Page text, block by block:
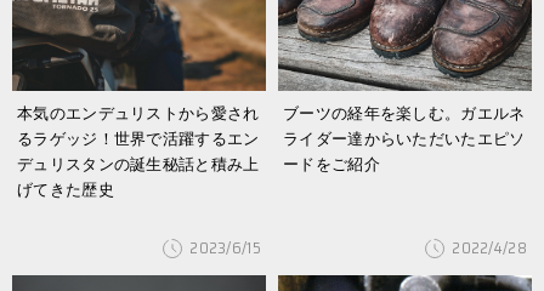
本気のエンデュリストから愛され
るラゲッジ！世界で活躍するエン
デュリスタンの誕生秘話と積み上
げてきた歴史
2023/6/15
ブーツの経年を楽しむ。ガエルネ
ライダー達からいただいたエピソ
ードをご紹介
2022/4/28